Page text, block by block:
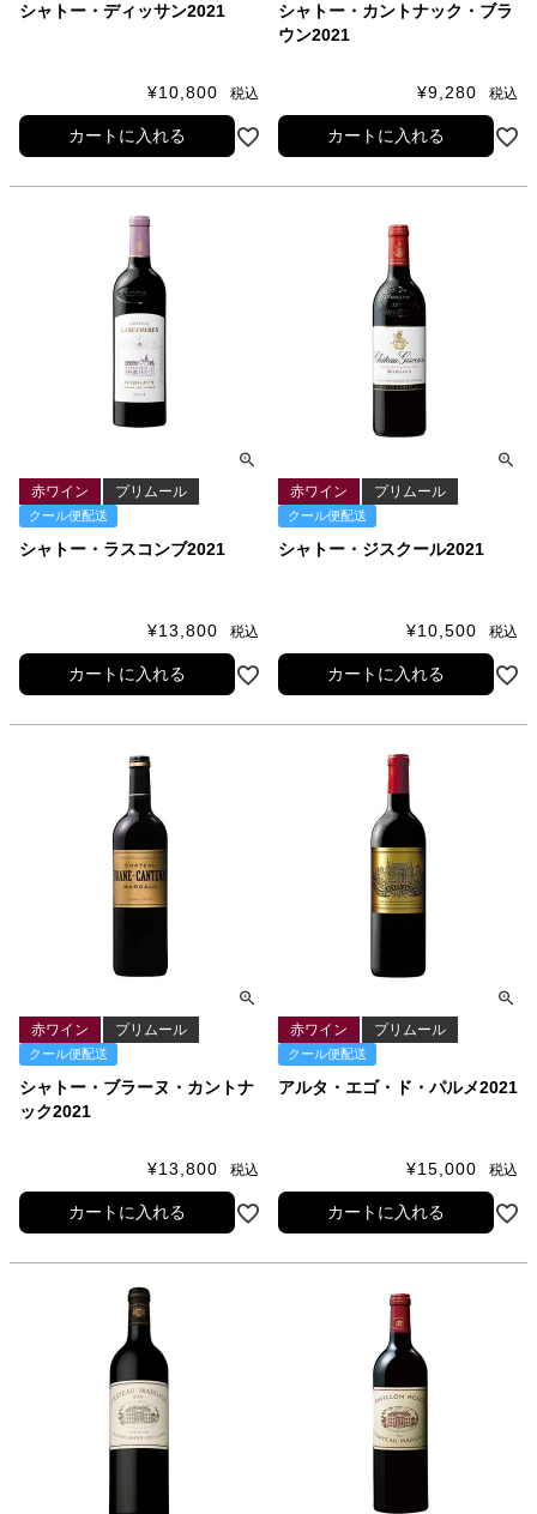
シャトー・ディッサン2021
¥10,800 税込
カートに入れる
シャトー・カントナック・ブラ
ウン2021
¥9,280 税込
カートに入れる
シャトー・ラスコンブ2021
赤ワイン プリムール
クール便配送
¥13,800 税込
カートに入れる
シャトー・ジスクール2021
赤ワイン プリムール
クール便配送
¥10,500 税込
カートに入れる
シャトー・ブラーヌ・カントナ
ック2021
赤ワイン プリムール
クール便配送
¥13,800 税込
カートに入れる
アルタ・エゴ・ド・パルメ2021
赤ワイン プリムール
クール便配送
¥15,000 税込
カートに入れる